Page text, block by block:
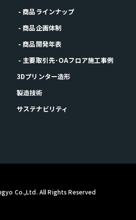
- 商品ラインナップ
- 商品企画体制
- 商品開発年表
- 主要取引先･OAフロア施工事例
3Dプリンター造形
製造技術
サステナビリティ
Co.,Ltd. All Rights Reserved